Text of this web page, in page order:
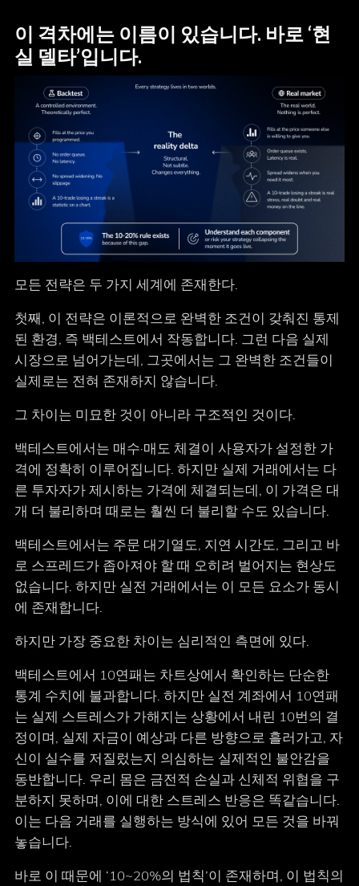
이 격차에는 이름이 있습니다. 바로 ‘현
실 델타’입니다.
모든 전략은 두 가지 세계에 존재한다.
첫째, 이 전략은 이론적으로 완벽한 조건이 갖춰진 통제
된 환경, 즉 백테스트에서 작동합니다. 그런 다음 실제
시장으로 넘어가는데, 그곳에서는 그 완벽한 조건들이
실제로는 전혀 존재하지 않습니다.
그 차이는 미묘한 것이 아니라 구조적인 것이다.
백테스트에서는 매수·매도 체결이 사용자가 설정한 가
격에 정확히 이루어집니다. 하지만 실제 거래에서는 다
른 투자자가 제시하는 가격에 체결되는데, 이 가격은 대
개 더 불리하며 때로는 훨씬 더 불리할 수도 있습니다.
백테스트에서는 주문 대기열도, 지연 시간도, 그리고 바
로 스프레드가 좁아져야 할 때 오히려 벌어지는 현상도
없습니다. 하지만 실전 거래에서는 이 모든 요소가 동시
에 존재합니다.
하지만 가장 중요한 차이는 심리적인 측면에 있다.
백테스트에서 10연패는 차트상에서 확인하는 단순한
통계 수치에 불과합니다. 하지만 실전 계좌에서 10연패
는 실제 스트레스가 가해지는 상황에서 내린 10번의 결
정이며, 실제 자금이 예상과 다른 방향으로 흘러가고, 자
신이 실수를 저질렀는지 의심하는 실제적인 불안감을
동반합니다. 우리 몸은 금전적 손실과 신체적 위협을 구
분하지 못하며, 이에 대한 스트레스 반응은 똑같습니다.
이는 다음 거래를 실행하는 방식에 있어 모든 것을 바꿔
놓습니다.
바로 이 때문에 ‘10~20%의 법칙’이 존재하며, 이 법칙의